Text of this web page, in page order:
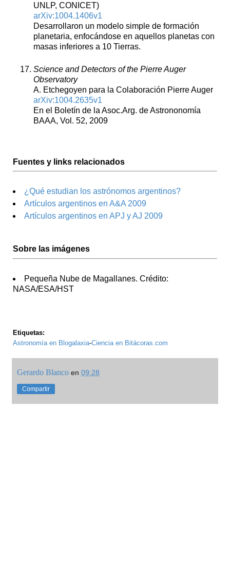
UNLP, CONICET)
arXiv:1004.1406v1
Desarrollaron un modelo simple de formación
planetaria, enfocándose en aquellos planetas con
masas inferiores a 10 Tierras.
Science and Detectors of the Pierre Auger
Observatory
A. Etchegoyen para la Colaboración Pierre Auger
arXiv:1004.2635v1
En el Boletín de la Asoc.Arg. de Astrononomía
BAAA, Vol. 52, 2009
Fuentes y links relacionados
¿Qué estudian los astrónomos argentinos?
Artículos argentinos en A&A 2009
Artículos argentinos en APJ y AJ 2009
Sobre las imágenes
Pequeña Nube de Magallanes. Crédito:
NASA/ESA/HST
Etiquetas:
Astronomía en Blogalaxia-Ciencia en Bitácoras.com
Gerardo Blanco en 09:28
Compartir